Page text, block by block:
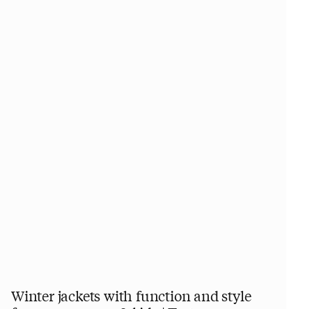
Winter jackets with function and style